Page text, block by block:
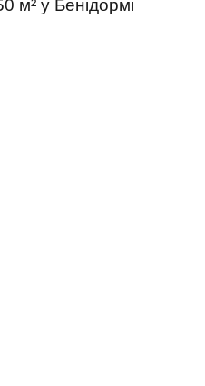
м² у Бенідормі